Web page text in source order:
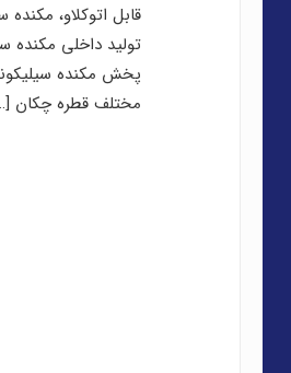
قابل اتوکلاو،
تولید داخلی مکنده
پخش مکنده
مختلف قطره چکان